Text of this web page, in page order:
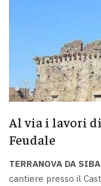
Al via i lavori
Feudale
TERRANOVA DA
cantiere presso il